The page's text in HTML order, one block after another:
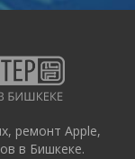
ремонт Apple,
в Бишкеке.